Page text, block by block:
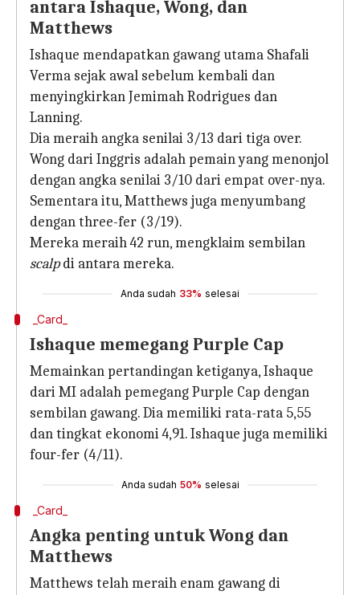
antara Ishaque, Wong, dan
Matthews
Ishaque mendapatkan gawang utama Shafali
Verma sejak awal sebelum kembali dan
menyingkirkan Jemimah Rodrigues dan
Lanning.
Dia meraih angka senilai 3/13 dari tiga over.
Wong dari Inggris adalah pemain yang menonjol
dengan angka senilai 3/10 dari empat over-nya.
Sementara itu, Matthews juga menyumbang
dengan three-fer (3/19).
Mereka meraih 42 run, mengklaim sembilan
scalpdi antara mereka.
Anda sudah 33% selesai
_Card_
Ishaque memegang Purple Cap
Memainkan pertandingan ketiganya, Ishaque
dari MI adalah pemegang Purple Cap dengan
sembilan gawang. Dia memiliki rata-rata 5,55
dan tingkat ekonomi 4,91. Ishaque juga memiliki
four-fer (4/11).
Anda sudah 50% selesai
_Card_
Angka penting untuk Wong dan
Matthews
Matthews telah meraih enam gawang di